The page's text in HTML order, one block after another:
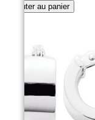
Ajouter au panier